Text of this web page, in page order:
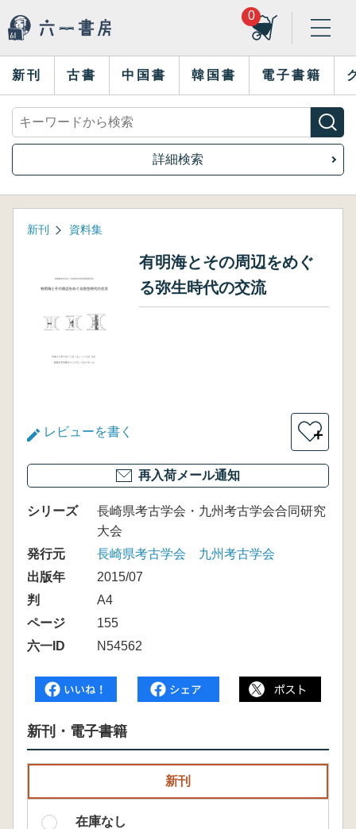
0
新刊 古書 中国書 韓国書 電子書籍
詳細検索
新刊 資料集
有明海とその周辺をめぐ
る弥生時代の交流
レビューを書く ＋
再入荷メール通知
シリーズ
長崎県考古学会・九州考古学会合同研究
大会
発行元
長崎県考古学会 九州考古学会
出版年
2015/07
判
A4
ページ
155
六一ID
N54562
新刊・電子書籍
新刊
在庫なし